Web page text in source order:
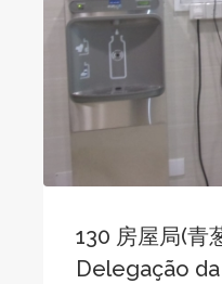
130 房屋局(青
Delegação